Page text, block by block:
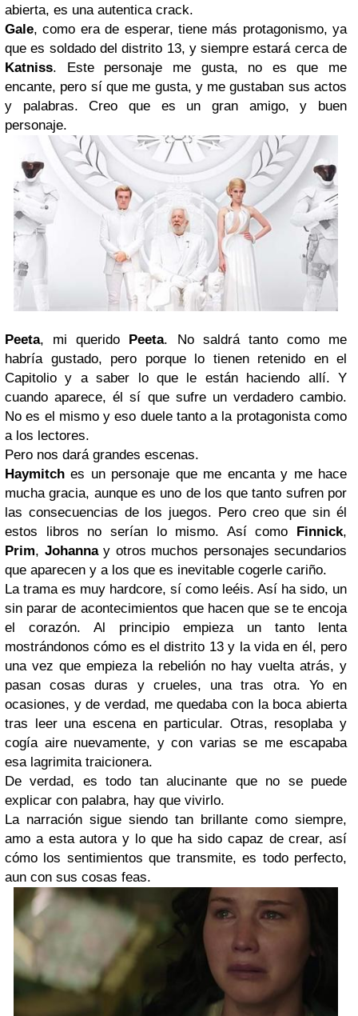
abierta, es una autentica crack.
Gale, como era de esperar, tiene más protagonismo, ya
que es soldado del distrito 13, y siempre estará cerca de
Katniss. Este personaje me gusta, no es que me
encante, pero sí que me gusta, y me gustaban sus actos
y palabras. Creo que es un gran amigo, y buen
personaje.
Peeta, mi querido Peeta. No saldrá tanto como me
habría gustado, pero porque lo tienen retenido en el
Capitolio y a saber lo que le están haciendo allí. Y
cuando aparece, él sí que sufre un verdadero cambio.
No es el mismo y eso duele tanto a la protagonista como
a los lectores.
Pero nos dará grandes escenas.
Haymitch es un personaje que me encanta y me hace
mucha gracia, aunque es uno de los que tanto sufren por
las consecuencias de los juegos. Pero creo que sin él
estos libros no serían lo mismo. Así como
Finnick,
Prim, Johannay otros muchos personajes secundarios
que aparecen y a los que es inevitable cogerle cariño.
La trama es muy hardcore, sí como leéis. Así ha sido, un
sin parar de acontecimientos que hacen que se te encoja
el corazón. Al principio empieza un tanto lenta
mostrándonos cómo es el distrito 13 y la vida en él, pero
una vez que empieza la rebelión no hay vuelta atrás, y
pasan cosas duras y crueles, una tras otra. Yo en
ocasiones, y de verdad, me quedaba con la boca abierta
tras leer una escena en particular. Otras, resoplaba y
cogía aire nuevamente, y con varias se me escapaba
esa lagrimita traicionera.
De verdad, es todo tan alucinante que no se puede
explicar con palabra, hay que vivirlo.
La narración sigue siendo tan brillante como siempre,
amo a esta autora y lo que ha sido capaz de crear, así
cómo los sentimientos que transmite, es todo perfecto,
aun con sus cosas feas.